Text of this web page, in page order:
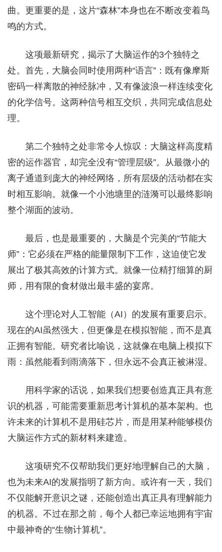
曲。更重要的是，这片“森林”本身也在不断改变着鸟
鸣的方式。
这项最新研究，揭示了大脑运作的3个独特之
处。首先，大脑会同时使用两种“语言”：既有像摩斯
密码一样离散的神经脉冲，又有像波浪一样连续变化
的化学信号。这两种信号相互交织，共同完成信息处
理。
第二个独特之处非常令人惊叹：大脑这样高度精
密的运作器官，却完全没有“管理层级”。从最微小的
离子通道到庞大的神经网络，所有层级的活动都在实
时相互影响。就像一个小池塘里的涟漪可以最终影响
整个湖面的波动。
最后，也是最重要的，大脑是个完美的“节能大
师”：它必须在严格的能量限制下工作，这迫使它发
展出了极其高效的计算方式。就像一位精打细算的厨
师，用有限的食材做出最丰盛的宴席。
这个理论对人工智能（AI）的发展有重要启示。
现在的AI虽然强大，但更像是在模拟智能，而不是真
正拥有智能。研究者比喻说，这就像在电脑上模拟下
雨：虽然能看到雨滴落下，但永远不会真正被淋湿。
用科学家的话说，如果我们想要创造真正具有意
识的机器，可能需要重新思考计算机的基本架构。也
许未来的计算机不是用硅芯片，而是用某种能够模仿
大脑运作方式的新材料来建造。
这项研究不仅帮助我们更好地理解自己的大脑，
也为未来AI的发展指明了新方向。或许有一天，我们
不仅能解开意识之谜，还能创造出真正具有理解能力
的机器。不过在那之前，每个人都已幸运地拥有宇宙
中最神奇的“生物计算机”。